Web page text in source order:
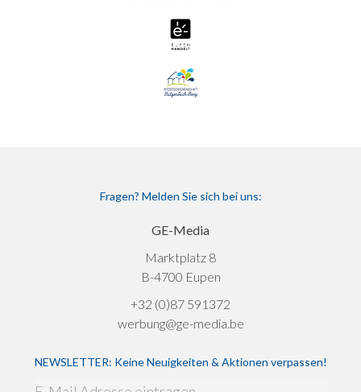
Fragen? Melden Sie sich bei uns:
GE-Media
Marktplatz 8
B-4700 Eupen
+32 (0)87 591372
werbung@ge-media.be
NEWSLETTER: Keine Neuigkeiten & Aktionen verpassen!